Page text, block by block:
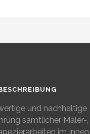
und nachhaltige
sämtlicher Maler-
im Innen